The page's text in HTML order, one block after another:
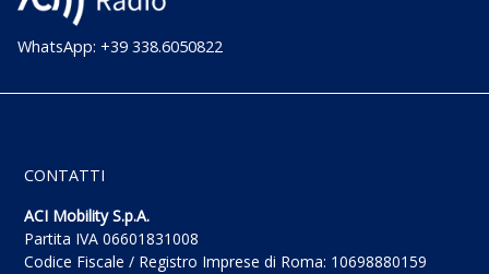
WhatsApp: +39 338.6050822
CONTATTI
ACI Mobility S.p.A.
Partita IVA 06601831008
Codice Fiscale / Registro Imprese di Roma: 10698880159